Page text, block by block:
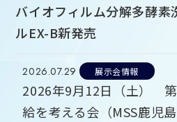
バイオフィルム分解多酵
ルEX-B新発売
2026.07.29 展示会情報
2026年9月12日（土）
給を考える会（MSS鹿児島